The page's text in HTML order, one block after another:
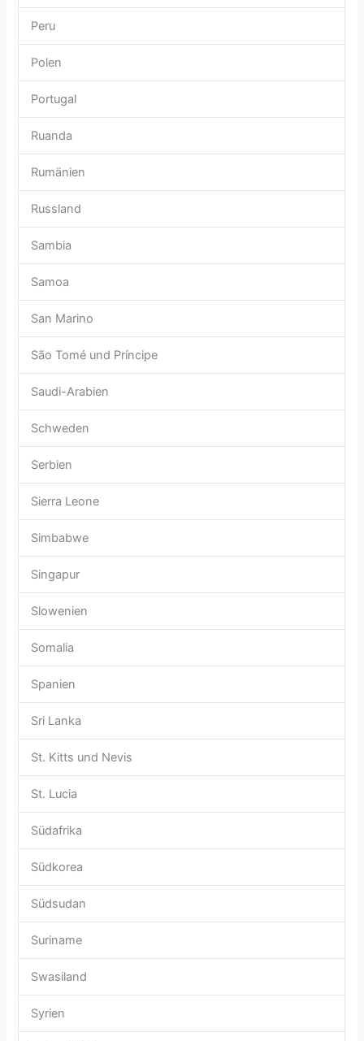
Peru
Polen
Portugal
Ruanda
Rumänien
Russland
Sambia
Samoa
San Marino
São Tomé und Príncipe
Saudi-Arabien
Schweden
Serbien
Sierra Leone
Simbabwe
Singapur
Slowenien
Somalia
Spanien
Sri Lanka
St. Kitts und Nevis
St. Lucia
Südafrika
Südkorea
Südsudan
Suriname
Swasiland
Syrien